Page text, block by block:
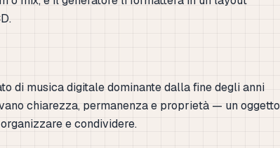
di musica digitale dominante dalla fine degli anni
chiarezza, permanenza e proprietà — un oggetto
e condividere.